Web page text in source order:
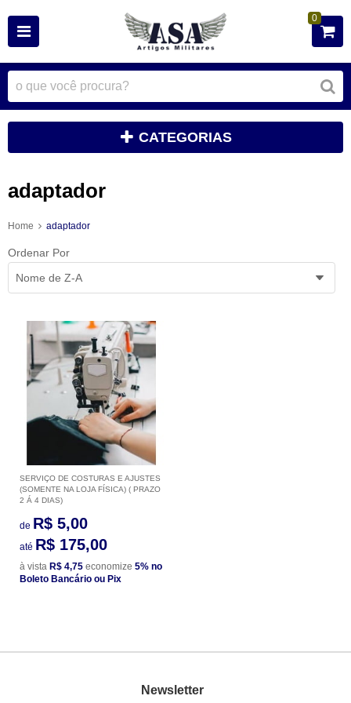
0
CATEGORIAS
adaptador
Home adaptador
Ordenar Por
Nome de Z-A
SERVIÇO DE COSTURAS E AJUSTES
(SOMENTE NA LOJA FÍSICA) ( PRAZO
2 Á 4 DIAS)
de R$ 5,00
até R$ 175,00
à vista R$ 4,75 economize 5% no
Boleto Bancário ou Pix
Newsletter